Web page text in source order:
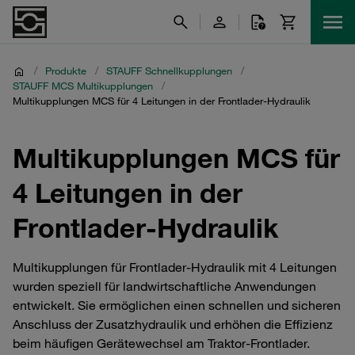
/ Produkte / STAUFF Schnellkupplungen
/
STAUFF MCS Multikupplungen
/
Multikupplungen MCS für 4 Leitungen in der Frontlader‑Hydraulik
Multikupplungen MCS für
4 Leitungen in der
Frontlader‑Hydraulik
Multikupplungen für Frontlader‑Hydraulik mit 4 Leitungen
wurden speziell für landwirtschaftliche Anwendungen
entwickelt. Sie ermöglichen einen schnellen und sicheren
Anschluss der Zusatzhydraulik und erhöhen die Effizienz
beim häufigen Gerätewechsel am Traktor-Frontlader.